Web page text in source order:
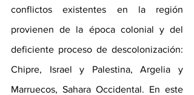
conflictos existentes en la región
provienen de la época colonial y del
deficiente proceso de descolonización:
Chipre, Israel y Palestina, Argelia y
Marruecos, Sahara Occidental. En este